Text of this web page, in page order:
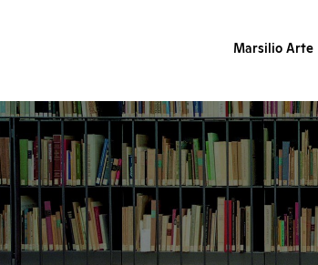
Marsilio Arte